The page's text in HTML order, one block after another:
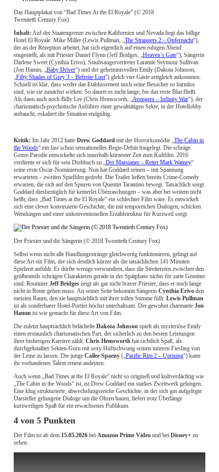
Das Hauptplakat von “Bad Times At the El Royale” (© 2018
Twentieth Century Fox)
Inhalt: Auf der Staatengrenze zwischen Kalifornien und Nevada liegt das billige
Hotel El Royale. Mike Miller (Lewis Pullman, „The Strangers 2 – Opfernacht“),
der an der Rezeption arbeitet, hat sich eigentlich auf einen ruhigen Abend
eingestellt, als mit Priester Daniel Flynn (Jeff Bridges, „Heaven’s Gate“), Sängerin
Darlene Sweet (Cynthia Erivo), Staubsaugervertreter Laramie Seymour Sullivan
(Jon Hamm, „Baby Driver“) und der geheimnisvollen Emily (Dakota Johnson,
„Fifty Shades of Grey 3 – Befreite Lust“) gleich vier Gäste zeitgleich ankommen.
Schnell ist klar, dass weder das Etablissement noch seine Besucher so harmlos
sind, wie sie zunächst wirken. So dauert es nicht lange, bis das erste Blut fließt.
Als dann auch noch Billy Lee (Chris Hemsworth, „Avengers – Infinity War“), der
charismatisch-psychotische Anführer einer gewalttätigen Sekte, in der Hotellobby
auftaucht, eskaliert die Situation endgültig.
Kritik: Im Jahr 2012 hatte Drew Goddard mit der Horrorkomödie „The Cabin in
the Woods“ ein fast schon sensationelles Regie-Debüt hingelegt. Die schräge
Genre-Parodie entwickelte sich innerhalb kürzester Zeit zum Kultfilm. 2016
verdiente er sich für sein Drehbuch zu „Der Marsianer – Rettet Mark Watney“
seine erste Oscar-Nominierung. Nun hat Goddard seinen – mit Spannung
erwarteten – zweiten Spielfilm gedreht. Die Trailer ließen bereits Crime-Comedy
erwarten, die sich auf den Spuren von Quentin Tarantino bewegt. Tatsächlich sorgt
Goddard diesbezüglich für keinerlei Überraschungen – was aber bei weitem nicht
heißt, dass „Bad Times at the El Royale“ ein schlechter Film wäre. Es entwickelt
sich eine clever konstruierte Geschichte, die mit temporeichen Dialogen, schicken
Wendungen und einer unkonventionellen Erzählstruktur für Kurzweil sorgt.
Der Priester und die Sängerin (© 2018 Twentieth Century Fox)
Selbst wenn nicht alle Handlungsstränge gleichwertig funktionieren, gelingt auf
diese Art ein Film, der sich deutlich kürzer als die tatsächlichen 141 Minuten
Spielzeit anfühlt. Es dürfte wenige verwundern, dass die Streitereien zwischen den
größtenteils schrägen Charakteren gerade in der Spätphase nichts für zarte Gemüter
sind. Routinier Jeff Bridges zeigt als gar nicht braver Priester, dass er noch lange
nicht in Rente gehen muss. An seiner Seite bekommt Sängerin Cynthia Erivo den
meisten Raum, den sie hauptsächlich mit ihrer tollen Stimme füllt. Lewis Pullman
ist als sonderbarer Hotel-Portier höchst unterhaltsam. Der gewohnt charmante Jon
Hamm ist wie gemacht für diese Art von Film.
Die zuletzt hauptsächlich belächelte Dakota Johnson spielt als mysteriöse Emily
einen erstaunlich charismatischen Part, der sicherlich zu den besten Leistungen
ihrer bisherigen Karriere zählt. Chris Hemsworth hat sichtlich Spaß, als
durchgeknallter Sekten-Guru mit sexy Hüftschwung seinen inneren Fiesling von
der Leine zu lassen. Die junge Cailee Spaeny („Pacific Rim 2 – Uprising“) kann
ihr vorhandenes Talent erneut andeuten.
Auch wenn „Bad Times at the El Royale“ nicht so originell und kultverdächtig wie
„The Cabin in the Woods“ ist, ist Drew Goddard ein starkes Zweitwerk gelungen.
Eine klug strukturierte, abwechslungsreiche Geschichte, in der sich gut aufgelegte
Darsteller gelungene Dialoge um die Ohren hauen, liefert trotz Überlänge
kurzweiligen Spaß für ein erwachsenes Publikum.
4 von 5 Punkten
Der Film ist ab dem 15.05.2026 bei Amazon Prime Video und bei Disney+ zu
sehen.